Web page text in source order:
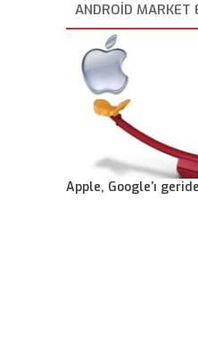
ANDROID MARKET
Apple, Google’ı